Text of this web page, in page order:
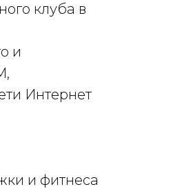
клуба в
и
Интернет
и фитнеса